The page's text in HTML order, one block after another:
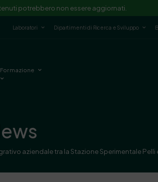
potrebbero non essere aggiornati.
Laboratori Dipartimenti di Ricerca e Sviluppo
Formazione
aziendale tra la Stazione Sperimentale Pelli